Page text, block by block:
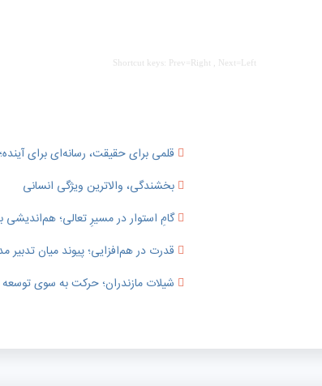
Shortcut keys: Prev=Right , Next=Left
قلمی برای حقیقت، رسانه‌ای برای آینده؛
بخشندگی، والاترین ویژگی انسانی
گامِ استوار در مسیرِ تعالی؛ هم‌اندیشی
قدرت در هم‌افزایی؛ پیوند میان
شیلات مازندران؛ حرکت به سوی توسعه